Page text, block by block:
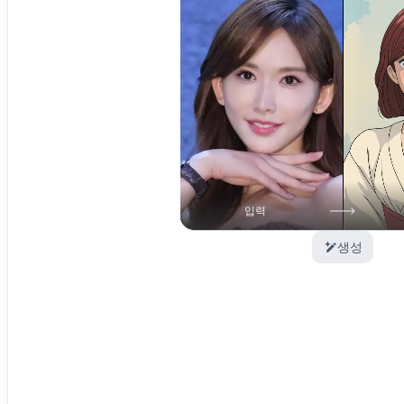
입력
생성